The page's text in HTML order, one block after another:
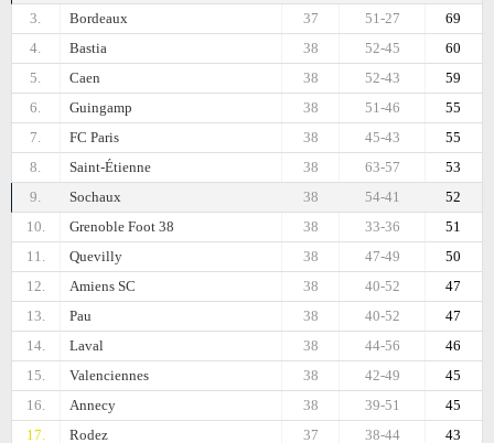
3.
Bordeaux 69
51-27
37
4.
Bastia 60
52-45
38
5.
Caen 59
52-43
38
6.
Guingamp 55
51-46
38
7.
FC Paris 55
45-43
38
8.
Saint-Étienne 53
63-57
38
9.
Sochaux 52
54-41
38
10.
Grenoble Foot 38 51
33-36
38
11.
Quevilly 50
47-49
38
12.
Amiens SC 47
40-52
38
13.
Pau 47
40-52
38
14.
Laval 46
44-56
38
15.
Valenciennes 45
42-49
38
16.
Annecy 45
39-51
38
17.
Rodez 43
38-44
37